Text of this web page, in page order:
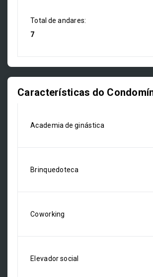
Total de andares:
7
Características do
Academia de ginástica
Brinquedoteca
Coworking
Elevador social